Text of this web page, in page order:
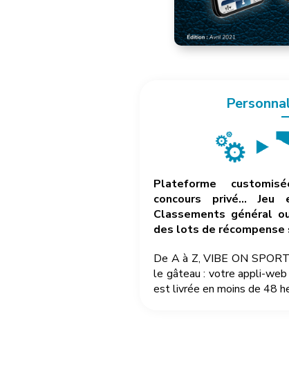
Plateforme
concours privé…
Classements général
des lots de récompense
De A à Z, VIBE ON
le gâteau : votre appli-web
est livrée en moins de 48